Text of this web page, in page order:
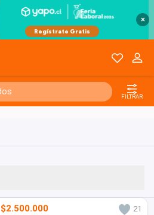
×
FILTRAR
$2.500.000
21